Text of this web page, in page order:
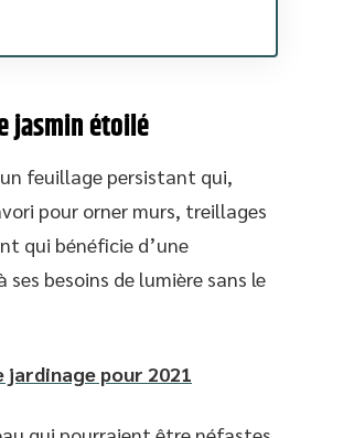
jasmin étoilé
feuillage persistant qui,
pour orner murs, treillages
qui bénéficie d’une
ses besoins de lumière sans le
jardinage pour 2021